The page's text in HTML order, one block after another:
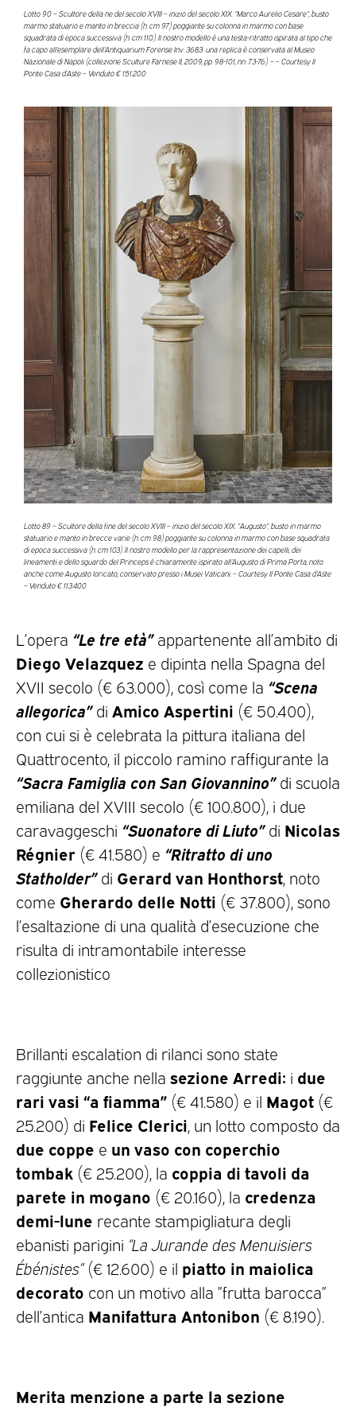
Lotto 90 – Scultore della ne del secolo XVIII – inizio del secolo XIX. “Marco Aurelio Cesare”, busto
marmo statuario e manto in breccia (h. cm 97) poggiante su colonna in marmo con base
squadrata di epoca successiva (h. cm 110). Il nostro modello è una testa-ritratto ispirata al tipo che
fa capo all’esemplare dell’Antiquarium Forense Inv. 3683: una replica è conservata al Museo
Nazionale di Napoli (collezione Sculture Farnese II, 2009, pp. 98-101, nn. 73-76). – – Courtesy Il
Ponte Casa d’Aste – Venduto € 151.200
Lotto 89 – Scultore della fine del secolo XVIII – inizio del secolo XIX. “Augusto”, busto in marmo
statuario e manto in brecce varie (h. cm 98) poggiante su colonna in marmo con base squadrata
di epoca successiva (h. cm 103). Il nostro modello per la rappresentazione dei capelli, dei
lineamenti e dello sguardo del Princeps è chiaramente ispirato all’Augusto di Prima Porta, noto
anche come Augusto loricato, conservato presso i Musei Vaticani. – Courtesy Il Ponte Casa d’Aste
– Venduto € 113.400
L’opera “Le tre età”appartenente all’ambito di
Diego Velazquez e dipinta nella Spagna del
XVII secolo (€ 63.000), così come la “Scena
allegorica”di Amico Aspertini (€ 50.400),
con cui si è celebrata la pittura italiana del
Quattrocento, il piccolo ramino raffigurante la
“Sacra Famiglia con San Giovannino”di scuola
emiliana del XVIII secolo (€ 100.800), i due
caravaggeschi “Suonatore di Liuto”di Nicolas
Régnier (€ 41.580) e “Ritratto di uno
Statholder”di Gerard van Honthorst , noto
come Gherardo delle Notti (€ 37.800), sono
l’esaltazione di una qualità d’esecuzione che
risulta di intramontabile interesse
collezionistico
Brillanti escalation di rilanci sono state
raggiunte anche nella sezione Arredi: i due
rari vasi “a fiamma” (€ 41.580) e il Magot (€
25.200) di Felice Clerici , un lotto composto da
due coppe e un vaso con coperchio
tombak (€ 25.200), la coppia di tavoli da
parete in mogano (€ 20.160), la credenza
demi-lune recante stampigliatura degli
ebanisti parigini “La Jurande des Menuisiers
Ébénistes”(€ 12.600) e il piatto in maiolica
decorato con un motivo alla ”frutta barocca”
dell’antica Manifattura Antonibon (€ 8.190).
Merita menzione a parte la sezione